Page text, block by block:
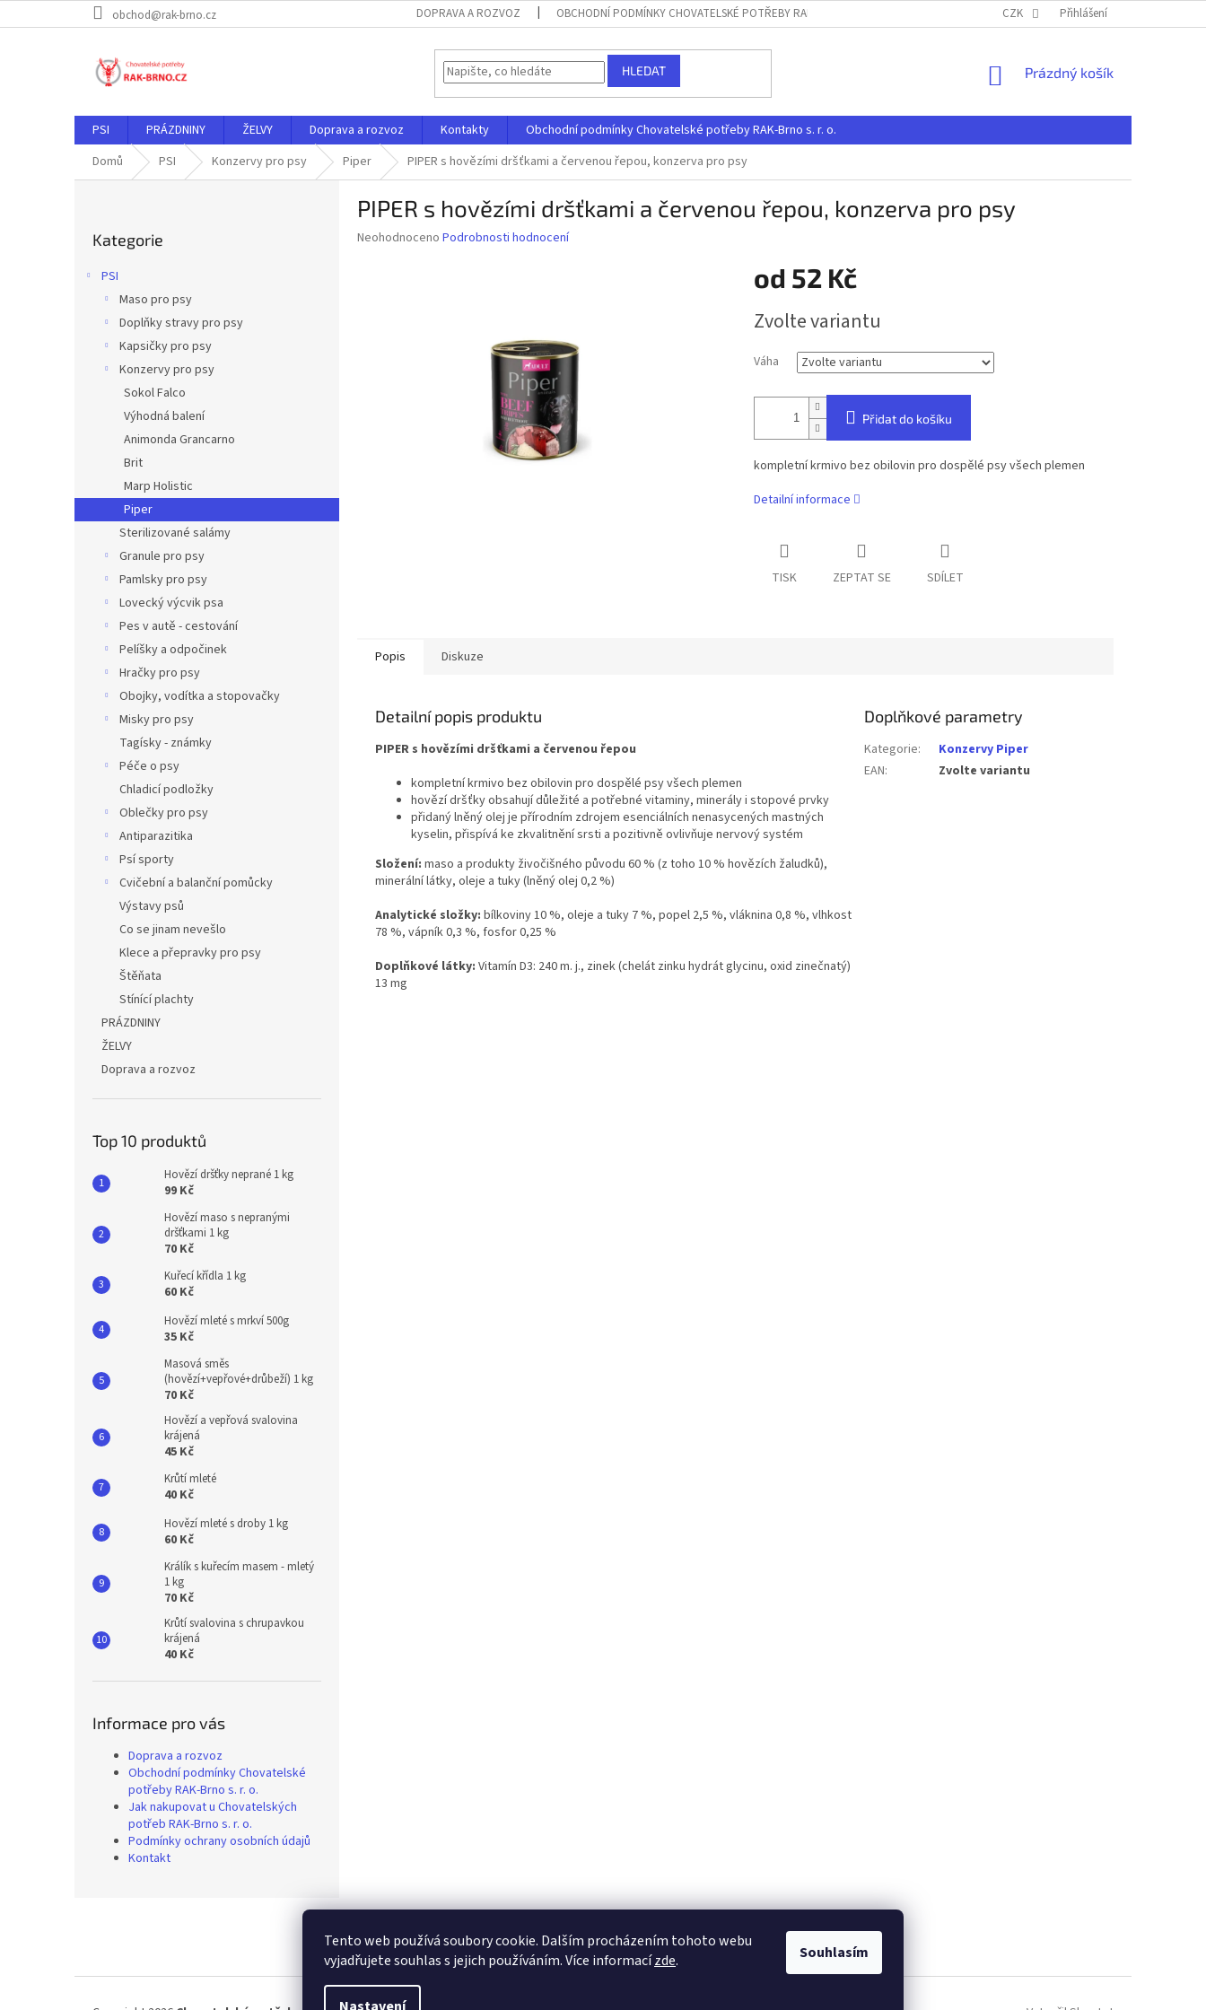
Tento web používá soubory cookie. Dalším procházením tohoto webu
vyjadřujete souhlas s jejich používáním. Více informacízde. Souhlasím
na
obchod@rak-brno.cz DOPRAVA A ROZVOZ OBCHODNÍ PODMÍNKY CHOVATELSKÉ POTŘEBY RAK-BRNO S. R. O. JAK NAKUPOVAT U CHOVATELSKÝCH POTŘEB RAK-BRNO
CZK Přihlášení
HLEDAT
NÁKUPNÍ
Prázdný košík
PSI PRÁZDNINY ŽELVY Doprava a rozvoz Kontakty
Obchodní podmínky Chovatelské potřeby RAK-Brno s. r. o.
Domů
PSI Konzervy pro psy Piper PIPER s hovězími dršťkami a červenou řepou, konzerva pro psy
kategorie
Kategorie
PSI
Maso pro psy
Doplňky stravy pro psy
Kapsičky pro psy
Konzervy pro psy
Sokol Falco
Výhodná balení
Animonda Grancarno
Brit
Marp Holistic
Piper
Sterilizované salámy
Granule pro psy
Pamlsky pro psy
Lovecký výcvik psa
Pes v autě - cestování
Pelíšky a odpočinek
Hračky pro psy
Obojky, vodítka a stopovačky
Misky pro psy
Tagísky - známky
Péče o psy
Chladicí podložky
Oblečky pro psy
Antiparazitika
Psí sporty
Cvičební a balanční pomůcky
Výstavy psů
Co se jinam nevešlo
Klece a přepravky pro psy
Štěňata
Stínící plachty
PRÁZDNINY
ŽELVY
Doprava a rozvoz
Top 10 produktů
Hovězí dršťky neprané 1 kg
99 Kč
Hovězí maso s nepranými
dršťkami 1 kg
70 Kč
Kuřecí křídla 1 kg
60 Kč
Hovězí mleté s mrkví 500g
35 Kč
Masová směs
(hovězí+vepřové+drůbeží) 1 kg
70 Kč
Hovězí a vepřová svalovina
krájená
45 Kč
Krůtí mleté
40 Kč
Hovězí mleté s droby 1 kg
60 Kč
Králík s kuřecím masem - mletý
1 kg
70 Kč
Krůtí svalovina s chrupavkou
krájená
40 Kč
Informace pro vás
Doprava a rozvoz
Obchodní podmínky Chovatelské
potřeby RAK-Brno s. r. o.
Jak nakupovat u Chovatelských
potřeb RAK-Brno s. r. o.
Podmínky ochrany osobních údajů
Kontakt
PIPER s hovězími dršťkami a červenou řepou, konzerva pro psy
Průměrné
Neohodnoceno Podrobnosti hodnocení
od 52 Kč
cena:
Zvolte variantu
Váha
Přidat do košíku
kompletní krmivo bez obilovin pro dospělé psy všech plemen
Detailní informace
TISK ZEPTAT SE SDÍLET
Popis Diskuze
Detailní popis produktu
PIPER s hovězími dršťkami a červenou řepou
kompletní krmivo bez obilovin pro dospělé psy všech plemen
hovězí dršťky obsahují důležité a potřebné vitaminy, minerály i stopové prvky
přidaný lněný olej je přírodním zdrojem esenciálních nenasycených mastných
kyselin, přispívá ke zkvalitnění srsti a pozitivně ovlivňuje nervový systém
Složení: maso a produkty živočišného původu 60 % (z toho 10 % hovězích žaludků),
minerální látky, oleje a tuky (lněný olej 0,2 %)
Analytické složky: bílkoviny 10 %, oleje a tuky 7 %, popel 2,5 %, vláknina 0,8 %, vlhkost
78 %, vápník 0,3 %, fosfor 0,25 %
Doplňkové látky: Vitamín D3: 240 m. j., zinek (chelát zinku hydrát glycinu, oxid zinečnatý)
13 mg
Doplňkové parametry
Kategorie:
Konzervy Piper
EAN: Zvolte variantu